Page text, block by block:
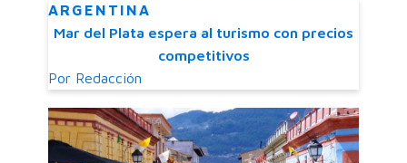
ARGENTINA
Mar del Plata espera al turismo con precios
competitivos
Por Redacción